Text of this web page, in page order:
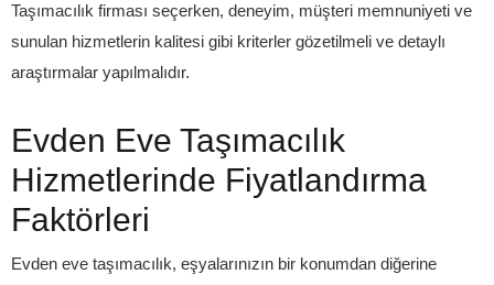
Taşımacılık firması seçerken, deneyim, müşteri memnuniyeti ve
sunulan hizmetlerin kalitesi gibi kriterler gözetilmeli ve detaylı
araştırmalar yapılmalıdır.
Evden Eve Taşımacılık
Hizmetlerinde Fiyatlandırma
Faktörleri
Evden eve taşımacılık, eşyalarınızın bir konumdan diğerine